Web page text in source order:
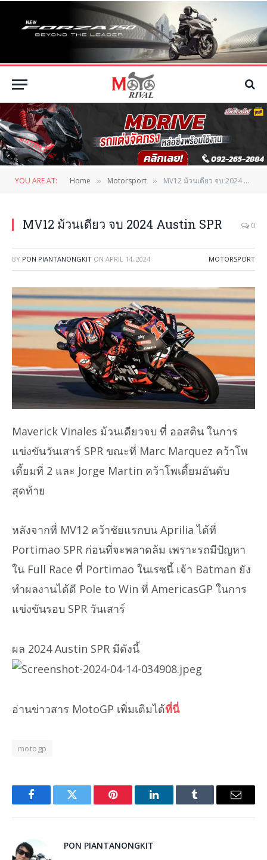
YOU ARE AT: Home » Motorsport » MV12 ม้วนเดียว จบ 2024 Austin SPR
MV12 ม้วนเดียว จบ 2024 Austin SPR 0
BY PON PIANTANONGKIT ON APRIL 14, 2024 MOTORSPORT
Maverick Vinales ม้วนเดียวจบ ที่ ออสติน ในการ
แข่งขันวันเสาร์ SPR ขณะที่ Marc Marquez คว้าโพ
เดี้ยมที่ 2 และ Jorge Martin คว้าโพเดี้ยมอันดับ
สุดท้าย
หลังจากที่ MV12 คว้าชัยแรกบน Aprilia ได้ที่
Portimao SPR ก่อนที่จะพลาดล้ม เพราะรถมีปัญหา
ใน Full Race ที่ Portimao ในเรซนี้ เจ้า Batman ยัง
ทำผลงานได้ดี Pole to Win ที่ AmericasGP ในการ
แข่งขันรอบ SPR วันเสาร์
ผล 2024 Austin SPR มีดังนี้
อ่านข่าวสาร MotoGP เพิ่มเติมได้ที่นี่
motogp
FacebookTwitter Pinterest LinkedInTumblr Email
PON PIANTANONGKIT